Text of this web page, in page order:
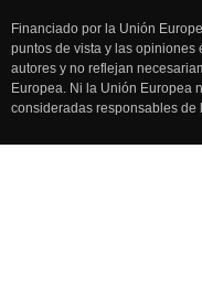
Financiado por la Unión
puntos de vista y las opiniones
autores y no reflejan
Europea. Ni la Unión Europea
consideradas responsables de